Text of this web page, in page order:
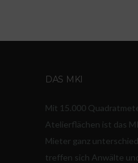
DAS MKI
Mit 15.000
Atelierflächen ist das
Mieter ganz
treffen sich Anwälte